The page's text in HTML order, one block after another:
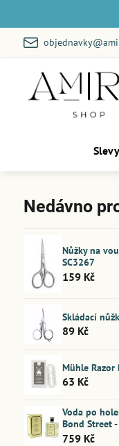
Nedávno
Nůžky na
SC3267
159 Kč
Skládací
89 Kč
Mühle Razor
63 Kč
Voda po
Bond Street
759 Kč